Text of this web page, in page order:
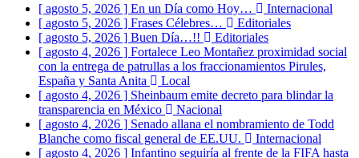
[ agosto 5, 2026 ] En un Día como Hoy…
Internacional
[ agosto 5, 2026 ] Frases Célebres…
Editoriales
[ agosto 5, 2026 ] Buen Día…!!
Editoriales
[ agosto 4, 2026 ] Fortalece Leo Montañez proximidad social
con la entrega de patrullas a los fraccionamientos Pirules,
España y Santa Anita
Local
[ agosto 4, 2026 ] Sheinbaum emite decreto para blindar la
transparencia en México
Nacional
[ agosto 4, 2026 ] Senado allana el nombramiento de Todd
Blanche como fiscal general de EE.UU.
Internacional
[ agosto 4, 2026 ] Infantino seguiría al frente de la FIFA hasta